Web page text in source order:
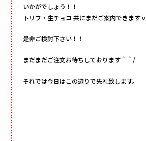
いかがでしょう！！
トリフ・生チョコ 共にまだご案内できますｖ
是非ご検討下さい！！
まだまだご注文お待ちしております＾＾/
それでは今日はこの辺りで失礼致します。